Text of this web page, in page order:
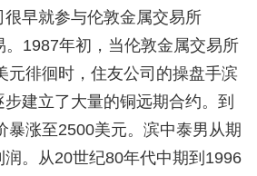
早就参与伦敦金属交易所
。1987年初，当伦敦金属交易所
元徘徊时，住友公司的操盘手滨
建立了大量的铜远期合约。到
暴涨至2500美元。滨中泰男从期
。从20世纪80年代中期到1996